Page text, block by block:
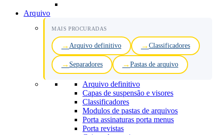
Arquivo
MAIS PROCURADAS
Arquivo definitivo Classificadores
Separadores Pastas de arquivo
Arquivo definitivo
Capas de suspensão e visores
Classificadores
Modulos de pastas de arquivos
Porta assinaturas porta menus
Porta revistas